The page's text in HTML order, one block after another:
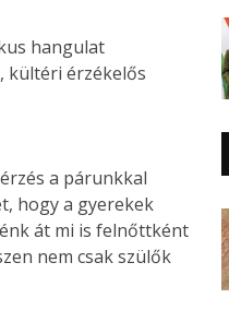
hangulat
kültéri érzékelős
a párunkkal
hogy a gyerekek
át mi is felnőttként
nem csak szülők